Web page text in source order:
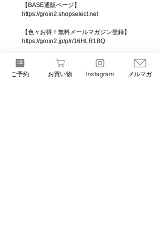
【BASE通販ページ】
https://groin2.shopselect.net
【色々お得！無料メールマガジン登録】
https://groin2.jp/p/r/16HLR1BQ
#料理とワイン
#グロワグロワ
#奥浅草
ご予約 お買い物 Instagram メルマガ